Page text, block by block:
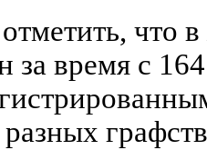
что
время с